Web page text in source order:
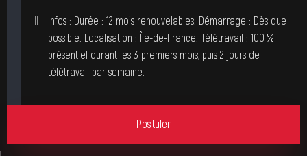
Infos : Durée : 12 mois renouvelables. Démarrage : Dès que
possible. Localisation : Île-de-France. Télétravail : 100 %
présentiel durant les 3 premiers mois, puis 2 jours de
télétravail par semaine.
Postuler